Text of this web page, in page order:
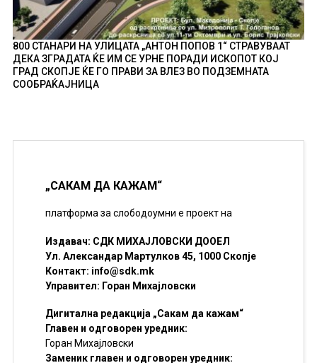
800 СТАНАРИ НА УЛИЦАТА „АНТОН ПОПОВ 1“ СТРАВУВААТ
ДЕКА ЗГРАДАТА ЌЕ ИМ СЕ УРНЕ ПОРАДИ ИСКОПОТ КОЈ
ГРАД СКОПЈЕ ЌЕ ГО ПРАВИ ЗА ВЛЕЗ ВО ПОДЗЕМНАТА
СООБРАЌАЈНИЦА
„САКАМ ДА КАЖАМ“
платформа за слободоумни е проект на
Издавач: СДК МИХАЈЛОВСКИ ДООЕЛ
Ул. Александар Мартулков 45, 1000 Скопје
Контакт: info@sdk.mk
Управител: Горан Михајловски
Дигитална редакција „Сакам да кажам“
Главен и одговорен уредник:
Горан Михајловски
Заменик главен и одговорен уредник: